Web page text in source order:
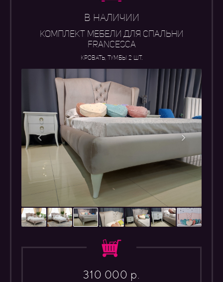
В НАЛИЧИИ
КОМПЛЕКТ МЕБЕЛИ ДЛЯ СПАЛЬНИ
FRANCESCA
КРОВАТЬ, ТУМБЫ 2 шт.
310 000 р.